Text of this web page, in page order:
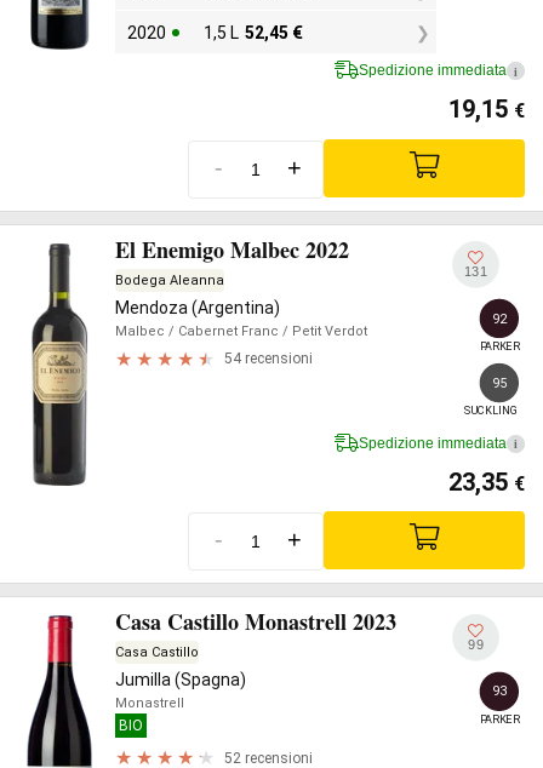
2020 1,5 L 52,45 €
Spedizione immediata i
19,15 €
- +
El Enemigo Malbec 2022
Bodega Aleanna
Mendoza (Argentina)
Malbec / Cabernet Franc / Petit Verdot
54 recensioni
131
92
PARKER
95
SUCKLING
Spedizione immediata i
23,35 €
- +
Casa Castillo Monastrell 2023
Casa Castillo
Jumilla (Spagna)
Monastrell
BIO
52 recensioni
99
93
PARKER